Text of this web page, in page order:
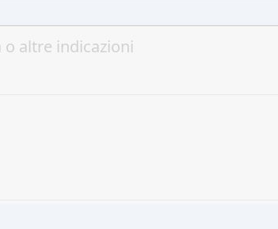
altre indicazioni